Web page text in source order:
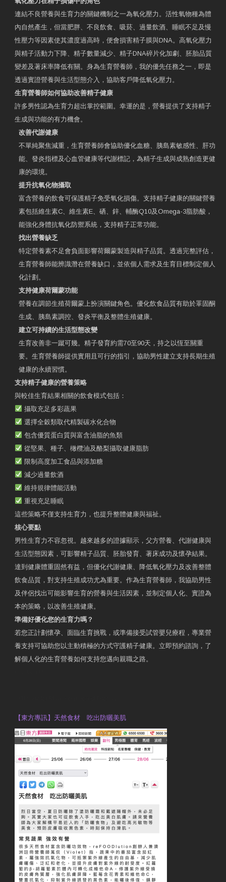
連結不良營養與生育力的關鍵機制之一為氧化壓力。活性氧物種為體
內自然產生，但當肥胖、不良飲食、吸菸、過量飲酒、睡眠不足及慢
性壓力等因素使其濃度過高時，便會損害精子膜與DNA。高氧化壓力
與精子活動力下降、精子數量減少、精子DNA碎片化加劇、胚胎品質
變差及著床率降低有關。身為生育營養師，我的優先任務之一，即是
透過實證營養與生活型態介入，協助客戶降低氧化壓力。
生育營養師如何協助改善精子健康
許多男性認為生育力超出掌控範圍。幸運的是，營養提供了支持精子
生成與功能的有力機會。
改善代謝健康
不單純聚焦減重，生育營養師會協助優化血糖、胰島素敏感性、肝功
能、發炎指標及心血管健康等代謝標記，為精子生成與成熟創造更健
康的環境。
提升抗氧化物攝取
富含營養的飲食可保護精子免受氧化損傷。支持精子健康的關鍵營養
素包括維生素C、維生素E、硒、鋅、輔酶Q10及Omega-3脂肪酸，
能強化身體抗氧化防禦系統，支持精子正常功能。
找出營養缺乏
特定營養素不足會負面影響荷爾蒙製造與精子品質。透過完整評估，
生育營養師能辨識潛在營養缺口，並依個人需求及生育目標制定個人
化計劃。
支持健康荷爾蒙功能
營養在調節生殖荷爾蒙上扮演關鍵角色。優化飲食品質有助於睪固酮
生成、胰島素調控、發炎平衡及整體生殖健康。
建立可持續的生活型態改變
生育改善非一蹴可幾。精子發育約需70至90天，持之以恆至關重
要。生育營養師提供實用且可行的指引，協助男性建立支持長期生殖
健康的永續習慣。
支持精子健康的營養策略
與較佳生育結果相關的飲食模式包括：
攝取充足多彩蔬果
選擇全穀類取代精製碳水化合物
包含優質蛋白質與富含油脂的魚類
從堅果、種子、橄欖油及酪梨攝取健康脂肪
限制高度加工食品與添加糖
減少過量飲酒
維持規律體能活動
重視充足睡眠
這些策略不僅支持生育力，也提升整體健康與福祉。
核心要點
男性生育力不容忽視。越來越多的證據顯示，父方營養、代謝健康與
生活型態因素，可影響精子品質、胚胎發育、著床成功及懷孕結果。
達到健康體重固然有益，但優化代謝健康、降低氧化壓力及改善整體
飲食品質，對支持生殖成功尤為重要。作為生育營養師，我協助男性
及伴侶找出可能影響生育的營養與生活因素，並制定個人化、實證為
本的策略，以改善生殖健康。
準備好優化您的生育力嗎？
若您正計劃懷孕、面臨生育挑戰，或準備接受試管嬰兒療程，專業營
養支持可協助您以主動積極的方式守護精子健康。立即預約諮詢，了
解個人化的生育營養如何支持您邁向親職之路。
【東方專訊】天然食材 吃出防曬美肌